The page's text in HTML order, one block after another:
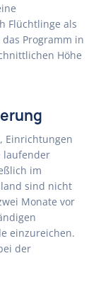
Flüchtlinge als
Programm in
Höhe
Einrichtungen
laufender
im
sind nicht
Monate vor
einzureichen.
der